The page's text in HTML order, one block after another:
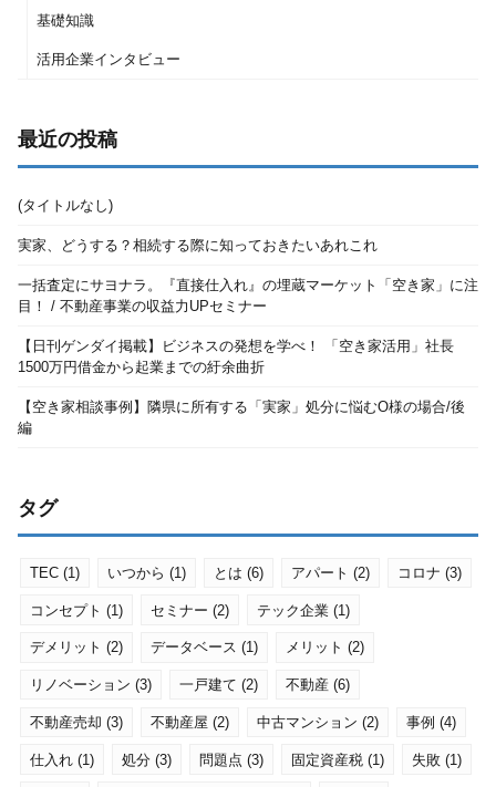
基礎知識
活用企業インタビュー
最近の投稿
(タイトルなし)
実家、どうする？相続する際に知っておきたいあれこれ
一括査定にサヨナラ。『直接仕入れ』の埋蔵マーケット「空き家」に注
目！ / 不動産事業の収益力UPセミナー
【日刊ゲンダイ掲載】ビジネスの発想を学べ！ 「空き家活用」社長
1500万円借金から起業までの紆余曲折
【空き家相談事例】隣県に所有する「実家」処分に悩むO様の場合/後
編
タグ
TEC(1) いつから (1) とは (6) アパート (2) コロナ (3)
コンセプト (1) セミナー (2) テック企業(1)
デメリット (2) データベース (1) メリット (2)
リノベーション (3) 一戸建て (2) 不動産(6)
不動産売却 (3) 不動産屋 (2) 中古マンション (2) 事例 (4)
仕入れ(1) 処分(3) 問題点 (3) 固定資産税 (1) 失敗 (1)